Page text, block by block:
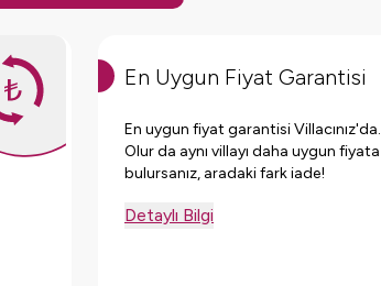
En Uygun Fiyat Garantisi
En uygun fiyat garantisi Villacınız'da.
Olur da aynı villayı daha uygun fiyata
bulursanız, aradaki fark iade!
Detaylı Bilgi